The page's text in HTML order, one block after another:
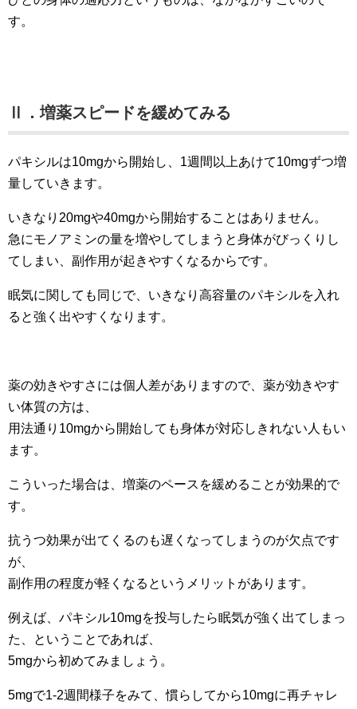
す。
Ⅱ．増薬スピードを緩めてみる
パキシルは10mgから開始し、1週間以上あけて10mgずつ増
量していきます。
いきなり20mgや40mgから開始することはありません。
急にモノアミンの量を増やしてしまうと身体がびっくりし
てしまい、副作用が起きやすくなるからです。
眠気に関しても同じで、いきなり高容量のパキシルを入れ
ると強く出やすくなります。
薬の効きやすさには個人差がありますので、薬が効きやす
い体質の方は、
用法通り10mgから開始しても身体が対応しきれない人もい
ます。
こういった場合は、増薬のペースを緩めることが効果的で
す。
抗うつ効果が出てくるのも遅くなってしまうのが欠点です
が、
副作用の程度が軽くなるというメリットがあります。
例えば、パキシル10mgを投与したら眠気が強く出てしまっ
た、ということであれば、
5mgから初めてみましょう。
5mgで1-2週間様子をみて、慣らしてから10mgに再チャレ